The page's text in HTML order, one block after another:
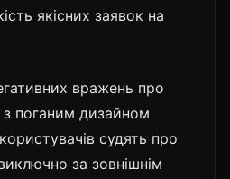
якісних заявок на
вражень про
з поганим дизайном
судять про
за зовнішнім